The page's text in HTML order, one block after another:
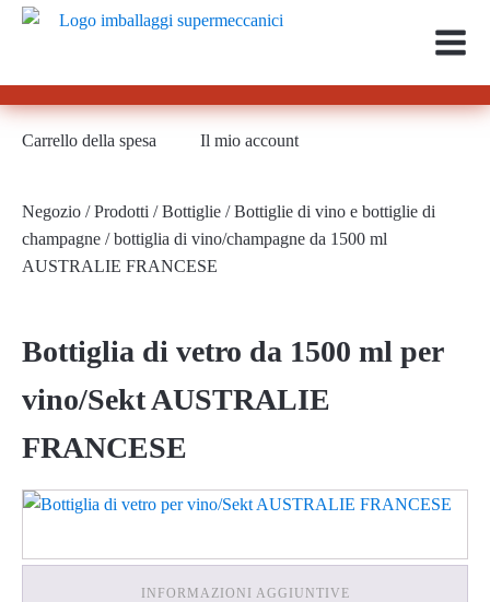
Negozio /Prodotti /Bottiglie /Bottiglie di vino e bottiglie di
champagne / bottiglia di vino/champagne da 1500 ml
AUSTRALIE FRANCESE
Carrello della spesa Il mio account
Bottiglia di vetro da 1500 ml per
vino/Sekt AUSTRALIE
FRANCESE
INFORMAZIONI AGGIUNTIVE